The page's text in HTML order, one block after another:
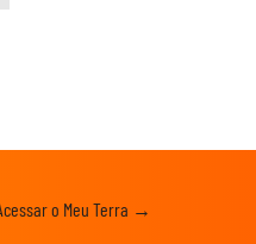
o Meu Terra →